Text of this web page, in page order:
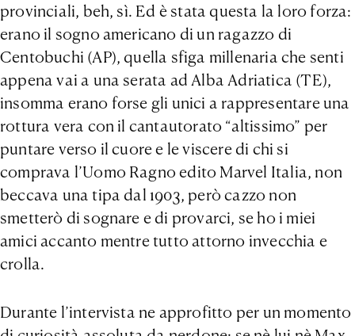
provinciali, beh, sì. Ed è stata questa la loro forza:
erano il sogno americano di un ragazzo di
Centobuchi (AP), quella sfiga millenaria che senti
appena vai a una serata ad Alba Adriatica (TE),
insomma erano forse gli unici a rappresentare una
rottura vera con il cantautorato “altissimo” per
puntare verso il cuore e le viscere di chi si
comprava l’Uomo Ragno edito Marvel Italia, non
beccava una tipa dal 1903, però cazzo non
smetterò di sognare e di provarci, se ho i miei
amici accanto mentre tutto attorno invecchia e
crolla.
Durante l’intervista ne approfitto per un momento